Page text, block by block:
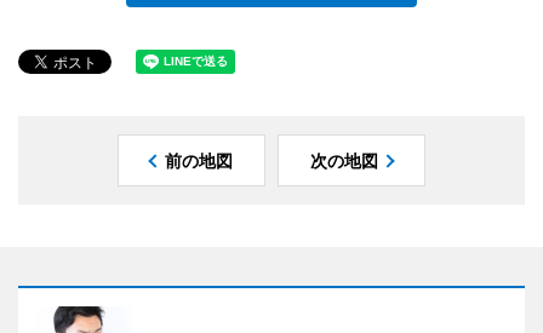
前の地図 次の地図